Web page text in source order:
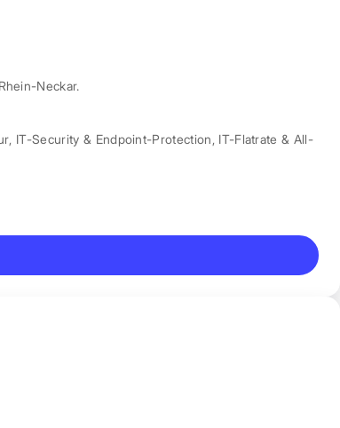
Neckar.
, IT-Security & Endpoint-Protection, IT-Flatrate & All-